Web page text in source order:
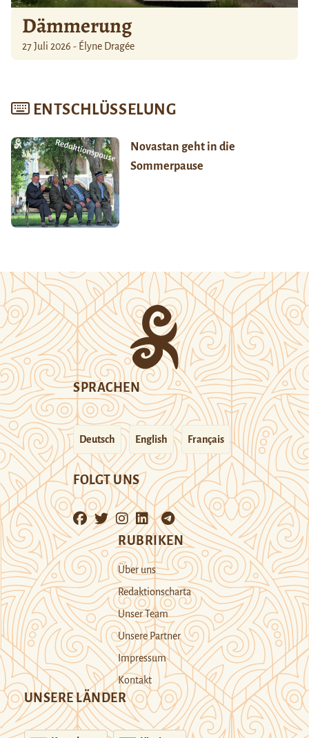
Dämmerung
27 Juli 2026 - Élyne Dragée
ENTSCHLÜSSELUNG
Novastan geht in die
Sommerpause
SPRACHEN
Deutsch English Français
FOLGT UNS
RUBRIKEN
Über uns
Redaktionscharta
Unser Team
Unsere Partner
Impressum
Kontakt
UNSERE LÄNDER